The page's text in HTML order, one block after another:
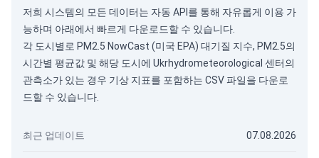
저희 시스템의 모든 데이터는 자동 API 를 통해 자유롭게 이용 가
능하며 아래에서 빠르게 다운로드할 수 있습니다.
각 도시별로 PM2.5 NowCast (미국 EPA) 대기질 지수, PM2.5의
시간별 평균값 및 해당 도시에 Ukrhydrometeorological 센터의
관측소가 있는 경우 기상 지표를 포함하는 CSV 파일을 다운로
드할 수 있습니다.
최근 업데이트 07.08.2026